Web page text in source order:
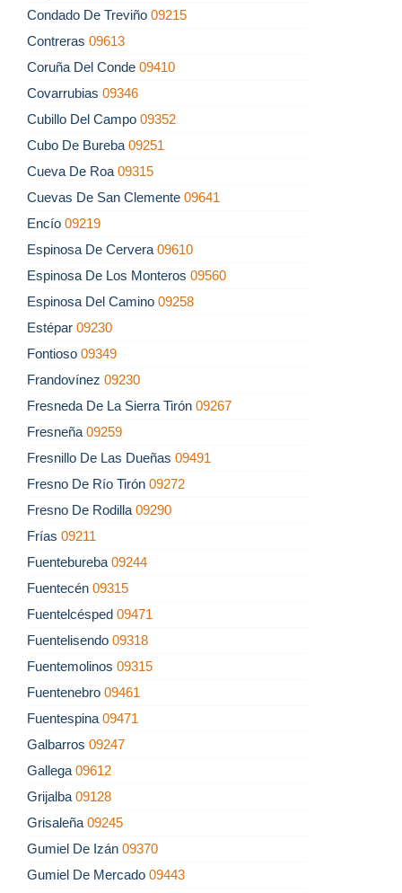
Condado De Treviño 09215
Contreras 09613
Coruña Del Conde 09410
Covarrubias 09346
Cubillo Del Campo 09352
Cubo De Bureba 09251
Cueva De Roa 09315
Cuevas De San Clemente 09641
Encío 09219
Espinosa De Cervera 09610
Espinosa De Los Monteros 09560
Espinosa Del Camino 09258
Estépar 09230
Fontioso 09349
Frandovínez 09230
Fresneda De La Sierra Tirón 09267
Fresneña 09259
Fresnillo De Las Dueñas 09491
Fresno De Río Tirón 09272
Fresno De Rodilla 09290
Frías 09211
Fuentebureba 09244
Fuentecén 09315
Fuentelcésped 09471
Fuentelisendo 09318
Fuentemolinos 09315
Fuentenebro 09461
Fuentespina 09471
Galbarros 09247
Gallega 09612
Grijalba 09128
Grisaleña 09245
Gumiel De Izán 09370
Gumiel De Mercado 09443